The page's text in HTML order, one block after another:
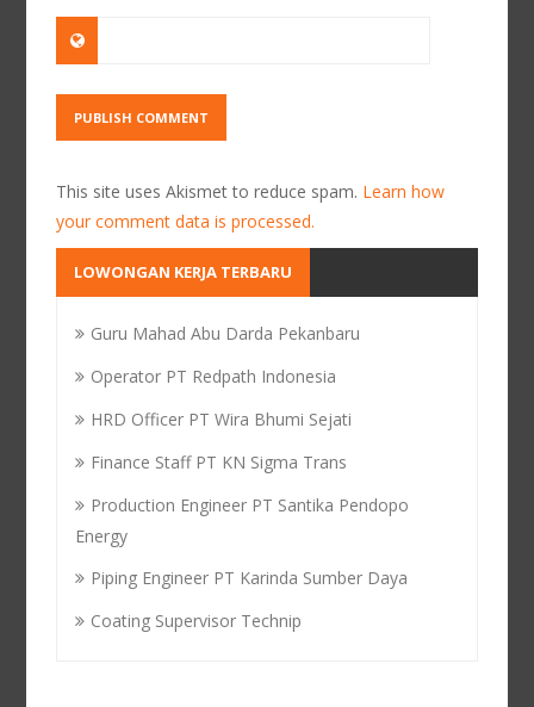
This site uses Akismet to reduce spam. Learn how
your comment data is processed.
LOWONGAN KERJA TERBARU
Guru Mahad Abu Darda Pekanbaru
Operator PT Redpath Indonesia
HRD Officer PT Wira Bhumi Sejati
Finance Staff PT KN Sigma Trans
Production Engineer PT Santika Pendopo
Energy
Piping Engineer PT Karinda Sumber Daya
Coating Supervisor Technip